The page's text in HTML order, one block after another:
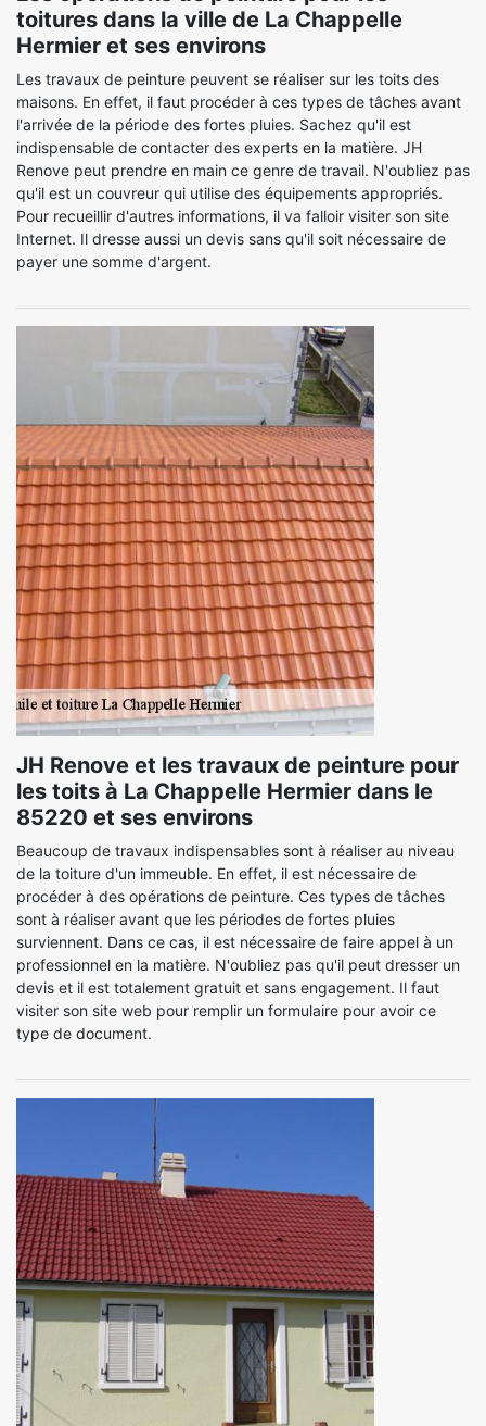
toitures dans la ville de La Chappelle
Hermier et ses environs
Les travaux de peinture peuvent se réaliser sur les toits des
maisons. En effet, il faut procéder à ces types de tâches avant
l'arrivée de la période des fortes pluies. Sachez qu'il est
indispensable de contacter des experts en la matière. JH
Renove peut prendre en main ce genre de travail. N'oubliez pas
qu'il est un couvreur qui utilise des équipements appropriés.
Pour recueillir d'autres informations, il va falloir visiter son site
Internet. Il dresse aussi un devis sans qu'il soit nécessaire de
payer une somme d'argent.
JH Renove et les travaux de peinture pour
les toits à La Chappelle Hermier dans le
85220 et ses environs
Beaucoup de travaux indispensables sont à réaliser au niveau
de la toiture d'un immeuble. En effet, il est nécessaire de
procéder à des opérations de peinture. Ces types de tâches
sont à réaliser avant que les périodes de fortes pluies
surviennent. Dans ce cas, il est nécessaire de faire appel à un
professionnel en la matière. N'oubliez pas qu'il peut dresser un
devis et il est totalement gratuit et sans engagement. Il faut
visiter son site web pour remplir un formulaire pour avoir ce
type de document.